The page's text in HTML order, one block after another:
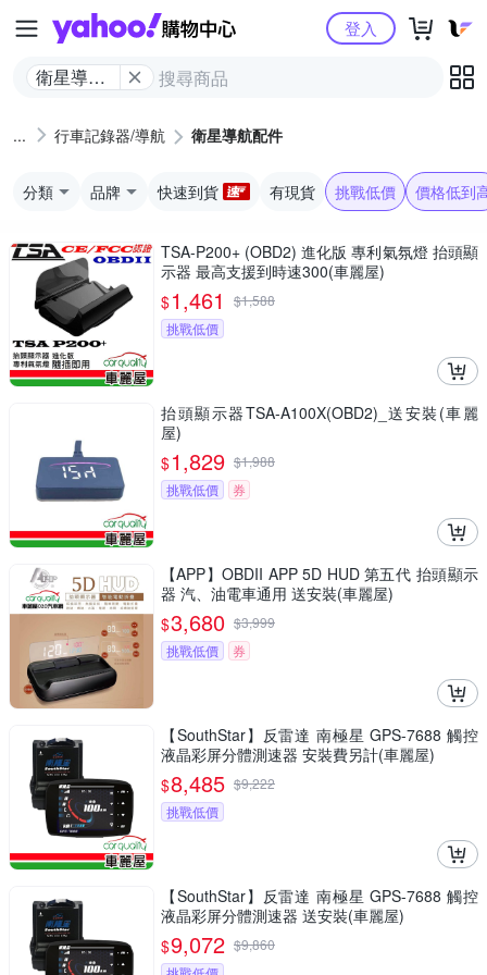
Yahoo購物中心
衛星導航
登入
行車記錄器/導航 衛星導航配件
分類 品牌 快速到貨 有現貨 挑戰低價 價格低到
TSA-P200+ (OBD2) 進化版 專利氣氛燈 抬頭顯
示器 最高支援到時速300(車麗屋)
$1,461 $1,588
挑戰低價
抬頭顯示器TSA-A100X(OBD2)_送安裝(車麗
屋)
$1,829 $1,988
挑戰低價
券
【APP】OBDII APP 5D HUD 第五代 抬頭顯示
器 汽、油電車通用 送安裝(車麗屋)
$3,680 $3,999
挑戰低價
券
【SouthStar】反雷達 南極星 GPS-7688 觸控
液晶彩屏分體測速器 安裝費另計(車麗屋)
$8,485 $9,222
挑戰低價
【SouthStar】反雷達 南極星 GPS-7688 觸控
液晶彩屏分體測速器 送安裝(車麗屋)
$9,072 $9,860